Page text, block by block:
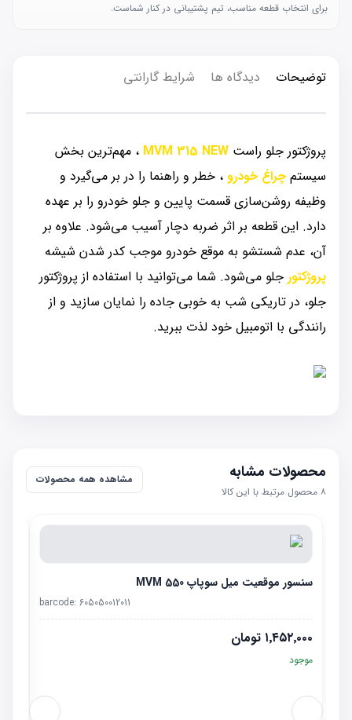
برای انتخاب قطعه مناسب، تیم پشتیبانی در کنار شماست.
توضیحات دیدگاه ها شرایط گارانتی
پروژکتور جلو راست MVM 315 NEW ، مهم‌ترین بخش
سیستم چراغ خودرو ، خطر و راهنما را در بر می‌گیرد و
وظیفه روشن‌سازی قسمت پایین و جلو خودرو را بر عهده
دارد. این قطعه بر اثر ضربه دچار آسیب می‌شود. علاوه بر
آن، عدم شستشو به موقع خودرو موجب کدر شدن شیشه
پروژکتور جلو می‌شود. شما می‌توانید با استفاده از پروژکتور
جلو، در تاریکی شب به خوبی جاده را نمایان سازید و از
رانندگی با اتومبیل خود لذت ببرید.
محصولات مشابه
۸ محصول مرتبط با این کالا
مشاهده همه محصولات
سنسور موقعیت میل سوپاپ MVM 550
barcode: 605050012011
۱٬۴۵۲٬۰۰۰ تومان
موجود